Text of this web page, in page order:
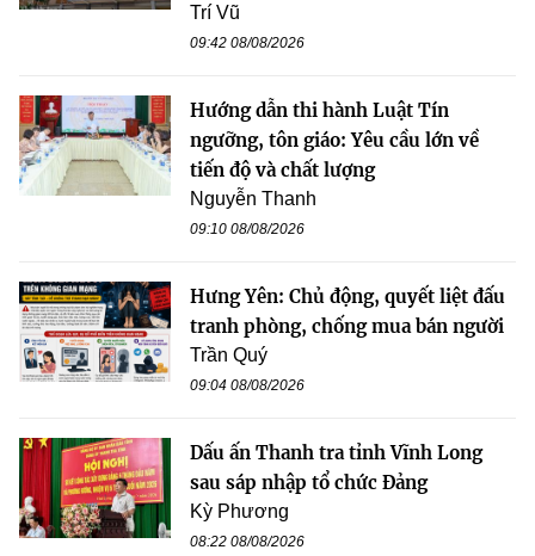
Trí Vũ
09:42 08/08/2026
Hướng dẫn thi hành Luật Tín
ngưỡng, tôn giáo: Yêu cầu lớn về
tiến độ và chất lượng
Nguyễn Thanh
09:10 08/08/2026
Hưng Yên: Chủ động, quyết liệt đấu
tranh phòng, chống mua bán người
Trần Quý
09:04 08/08/2026
Dấu ấn Thanh tra tỉnh Vĩnh Long
sau sáp nhập tổ chức Đảng
Kỳ Phương
08:22 08/08/2026